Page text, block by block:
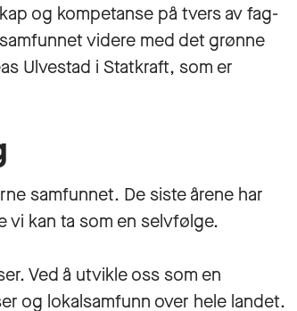
og kompetanse på tvers av fag-
videre med det grønne
Ulvestad i Statkraft, som er
samfunnet. De siste årene har
kan ta som en selvfølge.
Ved å utvikle oss som en
og lokalsamfunn over hele landet.